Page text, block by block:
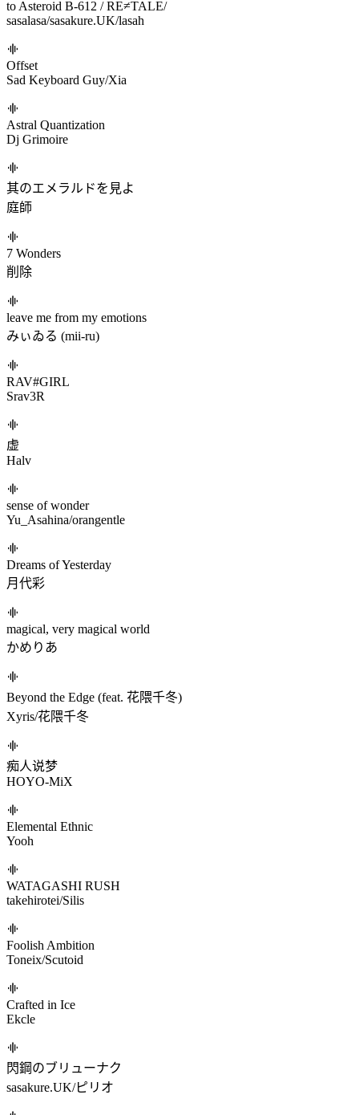
Saint or Sinner
crayvxn
Heaven's Cage
ETIA.
Vulcānus
Team Grimoire/Aoi
三途ノ川人形劇場
Supa7onyz
777
RoughSketch
to Asteroid B-612 / RE≠TALE/
sasalasa/sasakure.UK/lasah
Offset
Sad Keyboard Guy/Xia
Astral Quantization
Dj Grimoire
其のエメラルドを見よ
庭師
7 Wonders
削除
leave me from my emotions
みぃゐる (mii-ru)
RAV#GIRL
Srav3R
虚
Halv
sense of wonder
Yu_Asahina/orangentle
Dreams of Yesterday
月代彩
magical, very magical world
かめりあ
Beyond the Edge (feat. 花隈千冬)
Xyris/花隈千冬
痴人说梦
HOYO-MiX